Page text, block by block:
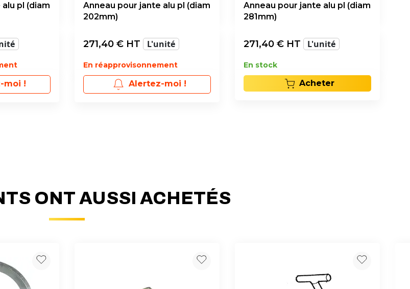
pl (diam
moi !
Anneau pour jante alu pl (diam
202mm)
271,40 € HT L'unité
En réapprovisonnement
Alertez-moi !
Anneau pour jante alu pl (diam
281mm)
271,40 € HT L'unité
En stock
Acheter
ONT AUSSI ACHETÉS